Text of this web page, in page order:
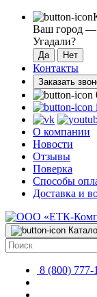
Ваш город —
Угадали?
Контакты
Заказать
О компании
Новости
Отзывы
Поверка
Способы
Доставка и
8 (800) 777-